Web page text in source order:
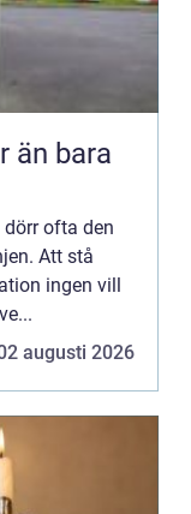
ofta den
Att stå
ingen vill
augusti 2026